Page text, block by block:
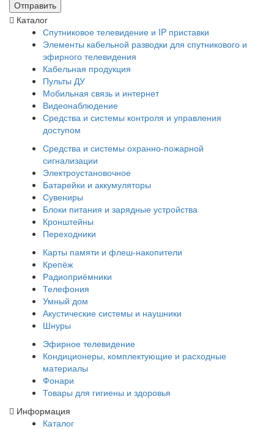
Каталог
Спутниковое телевидение и IP приставки
Элементы кабельной разводки для спутникового и
эфирного телевидения
Кабельная продукция
Пульты ДУ
Мобильная связь и интернет
Видеонаблюдение
Средства и системы контроля и управления
доступом
Средства и системы охранно-пожарной
сигнализации
Электроустановочное
Батарейки и аккумуляторы
Сувениры
Блоки питания и зарядные устройства
Кронштейны
Переходники
Карты памяти и флеш-накопители
Крепёж
Радиоприёмники
Телефония
Умный дом
Акустические системы и наушники
Шнуры
Эфирное телевидение
Кондиционеры, комплектующие и расходные
материалы
Фонари
Товары для гигиены и здоровья
Информация
Каталог